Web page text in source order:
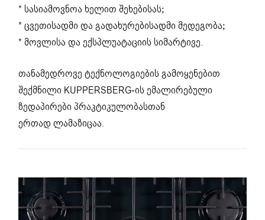
* სასიამოვნოა ხელით შეხებისას;
* ცვეთისადმი და გადახურებისადმი მედეგობა;
* მოვლისა და ექსპლუატაციის სიმარტივე.
თანამედროვე ტექნოლოგიების გამოყენებით
შექმნილი KUPPERSBERG-ის ემალირებული
ზედაპირები პრაკტიკულობასთან
ერთად ლამაზიცაა.